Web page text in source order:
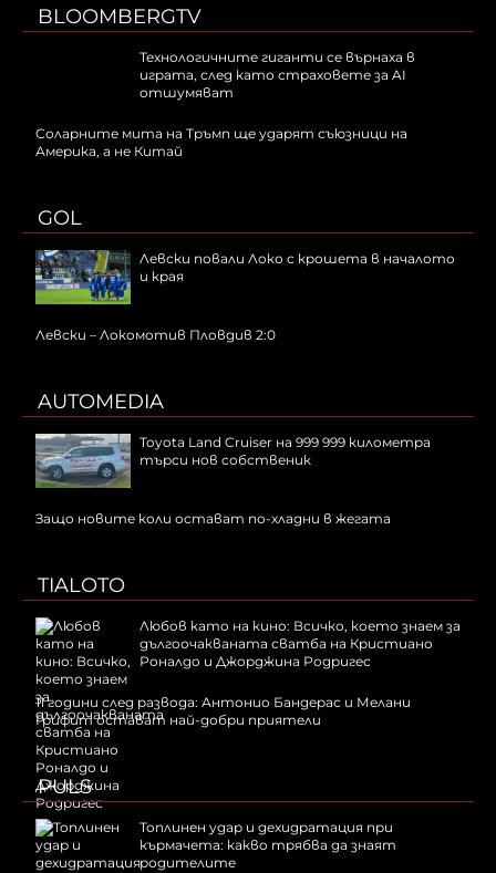
BLOOMBERGTV
Технологичните гиганти се върнаха в
играта, след като страховете за AI
отшумяват
Соларните мита на Тръмп ще ударят съюзници на
Америка, а не Китай
GOL
Левски повали Локо с крошета в началото
и края
Левски – Локомотив Пловдив 2:0
AUTOMEDIA
Toyota Land Cruiser на 999 999 километра
търси нов собственик
Защо новите коли остават по-хладни в жегата
TIALOTO
Любов като на кино: Всичко, което знаем за
дългоочакваната сватба на Кристиано
Роналдо и Джорджина Родригес
11 години след развода: Антонио Бандерас и Мелани
Грифит остават най-добри приятели
PULS
Топлинен удар и дехидратация при
кърмачета: какво трябва да знаят
родителите